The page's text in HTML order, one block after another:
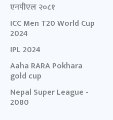
एनपीएल २०८१
ICC Men T20 World Cup
2024
IPL 2024
Aaha RARA Pokhara
gold cup
Nepal Super League -
2080